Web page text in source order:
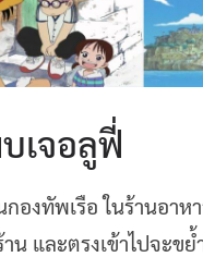
เจอลูฟี่
องทัพเรือ ในร้านอาห
าน และตรงเข้าไปจะข